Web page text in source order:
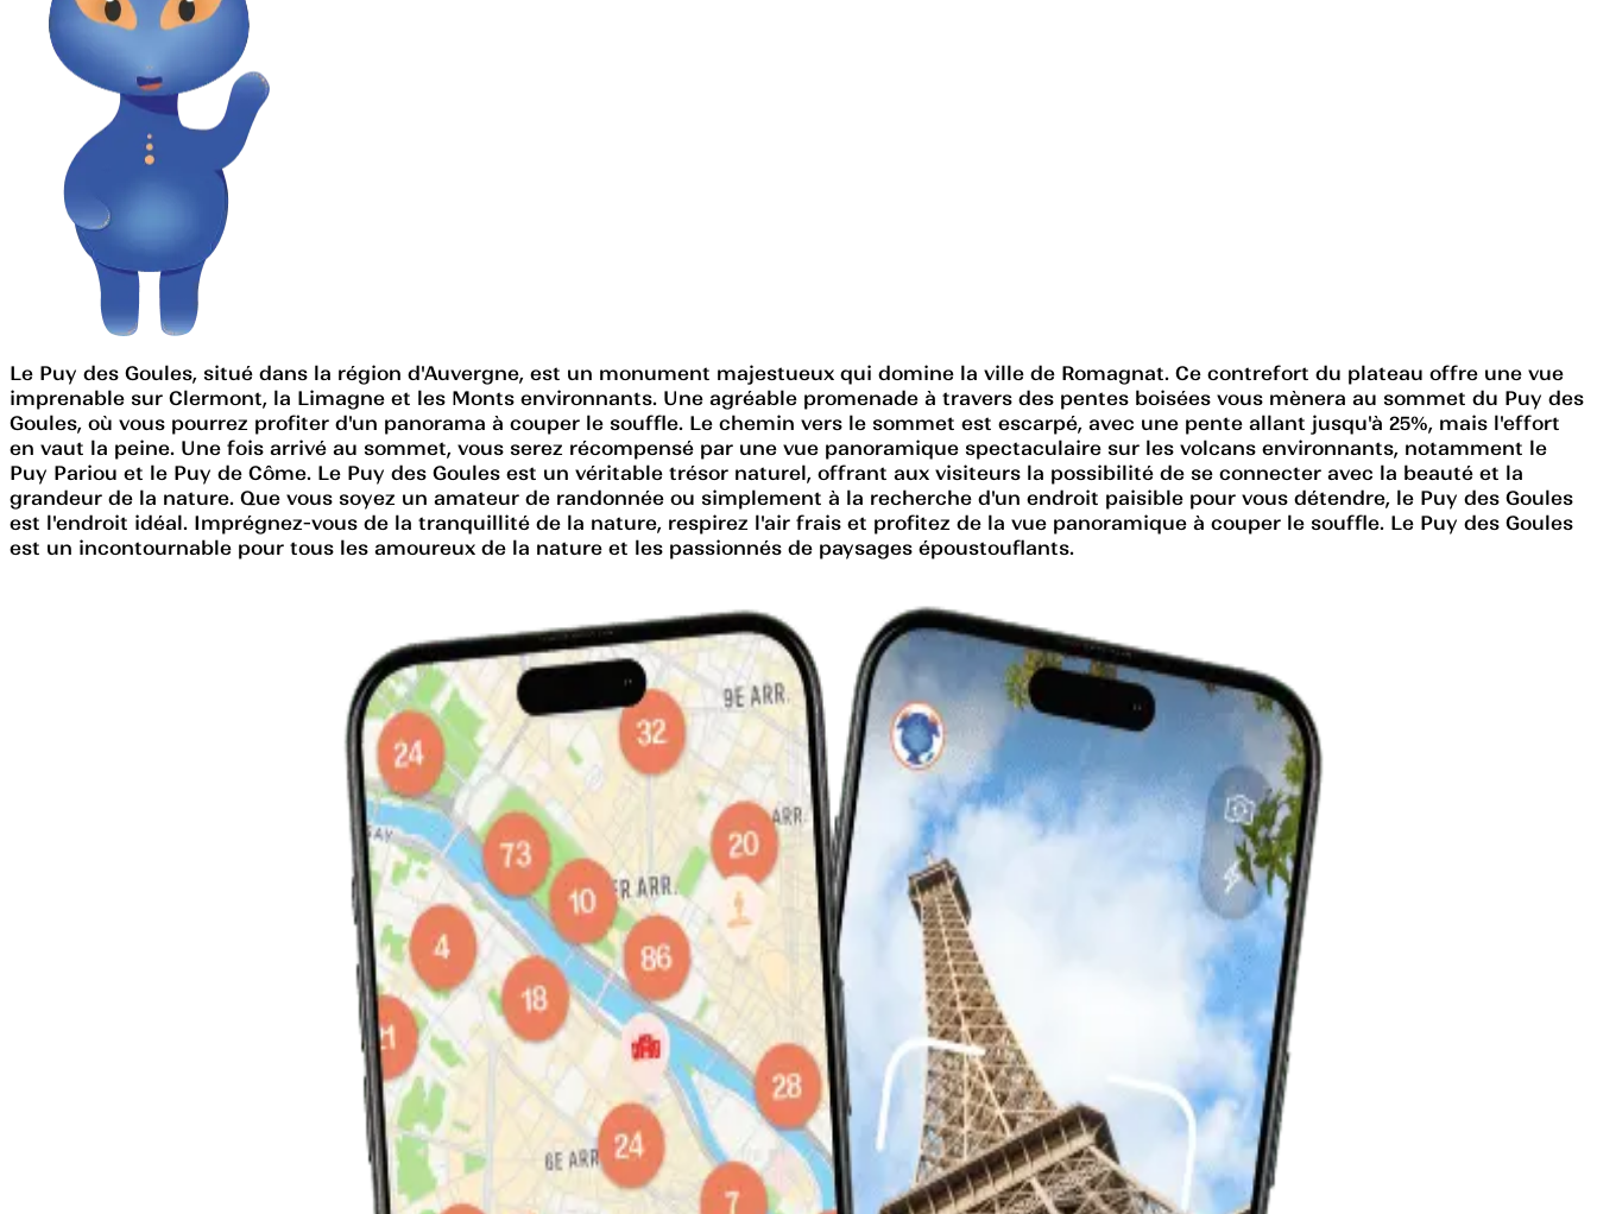
Le Puy des Goules, situé dans la région d'Auvergne, est un monument majestueux qui domine la ville de Romagnat. Ce contrefort du plateau offre une vue
imprenable sur Clermont, la Limagne et les Monts environnants. Une agréable promenade à travers des pentes boisées vous mènera au sommet du Puy des
Goules, où vous pourrez profiter d'un panorama à couper le souffle. Le chemin vers le sommet est escarpé, avec une pente allant jusqu'à 25%, mais l'effort
en vaut la peine. Une fois arrivé au sommet, vous serez récompensé par une vue panoramique spectaculaire sur les volcans environnants, notamment le
Puy Pariou et le Puy de Côme. Le Puy des Goules est un véritable trésor naturel, offrant aux visiteurs la possibilité de se connecter avec la beauté et la
grandeur de la nature. Que vous soyez un amateur de randonnée ou simplement à la recherche d'un endroit paisible pour vous détendre, le Puy des Goules
est l'endroit idéal. Imprégnez-vous de la tranquillité de la nature, respirez l'air frais et profitez de la vue panoramique à couper le souffle. Le Puy des Goules
est un incontournable pour tous les amoureux de la nature et les passionnés de paysages époustouflants.